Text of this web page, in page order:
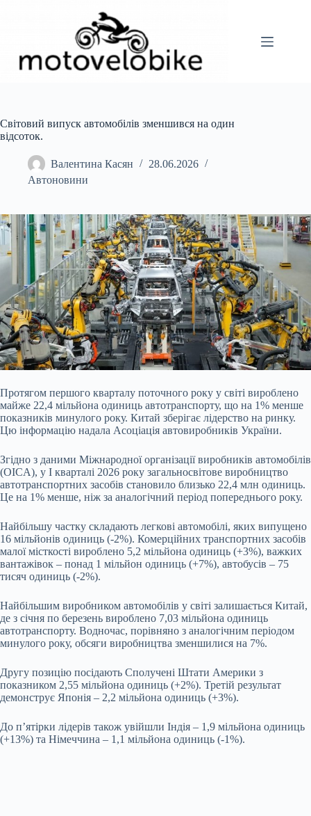
Світовий випуск автомобілів зменшився на один
відсоток.
Валентина Касян
28.06.2026
Автоновини
Протягом першого кварталу поточного року у світі вироблено
майже 22,4 мільйона одиниць автотранспорту, що на 1% менше
показників минулого року. Китай зберігає лідерство на ринку.
Цю інформацію надала Асоціація автовиробників України.
Згідно з даними Міжнародної організації виробників автомобілів
(OICA), у І кварталі 2026 року загальносвітове виробництво
автотранспортних засобів становило близько 22,4 млн одиниць.
Це на 1% менше, ніж за аналогічний період попереднього року.
Найбільшу частку складають легкові автомобілі, яких випущено
16 мільйонів одиниць (-2%). Комерційних транспортних засобів
малої місткості вироблено 5,2 мільйона одиниць (+3%), важких
вантажівок – понад 1 мільйон одиниць (+7%), автобусів – 75
тисяч одиниць (-2%).
Найбільшим виробником автомобілів у світі залишається Китай,
де з січня по березень вироблено 7,03 мільйона одиниць
автотранспорту. Водночас, порівняно з аналогічним періодом
минулого року, обсяги виробництва зменшилися на 7%.
Другу позицію посідають Сполучені Штати Америки з
показником 2,55 мільйона одиниць (+2%). Третій результат
демонструє Японія – 2,2 мільйона одиниць (+3%).
До п’ятірки лідерів також увійшли Індія – 1,9 мільйона одиниць
(+13%) та Німеччина – 1,1 мільйона одиниць (-1%).